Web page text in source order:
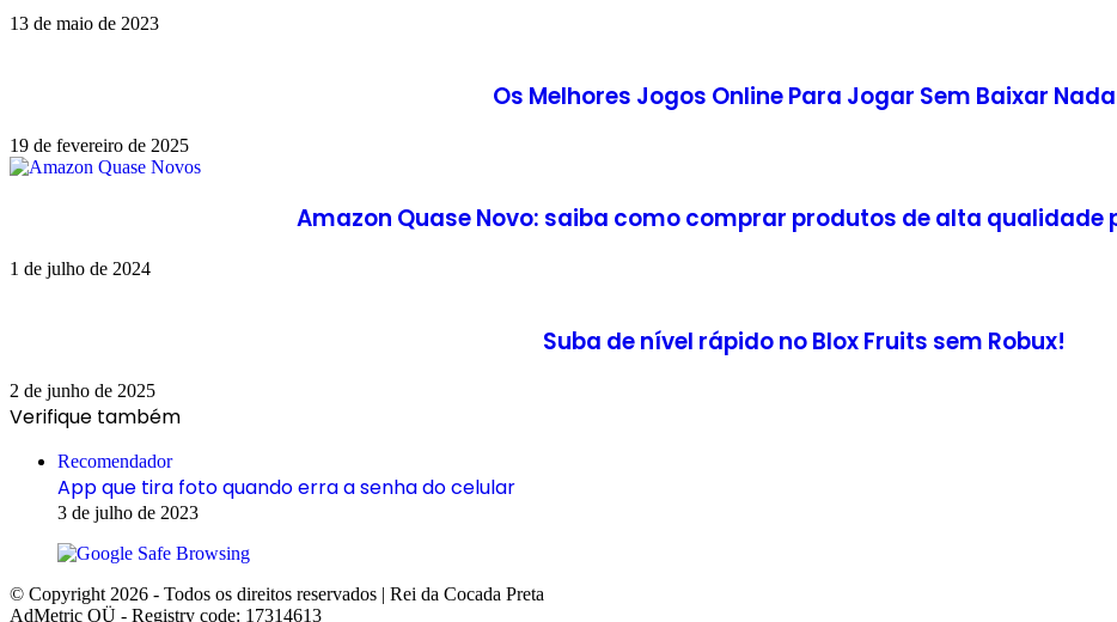
13 de maio de 2023
Os Melhores Jogos Online Para Jogar Sem Baixar Nada
19 de fevereiro de 2025
Amazon Quase Novo: saiba como comprar produtos de alta qualidade
1 de julho de 2024
Suba de nível rápido no Blox Fruits sem Robux!
2 de junho de 2025
Verifique também
Recomendador
App que tira foto quando erra a senha do celular
3 de julho de 2023
© Copyright 2026 - Todos os direitos reservados | Rei da Cocada Preta
AdMetric OÜ - Registry code: 17314613